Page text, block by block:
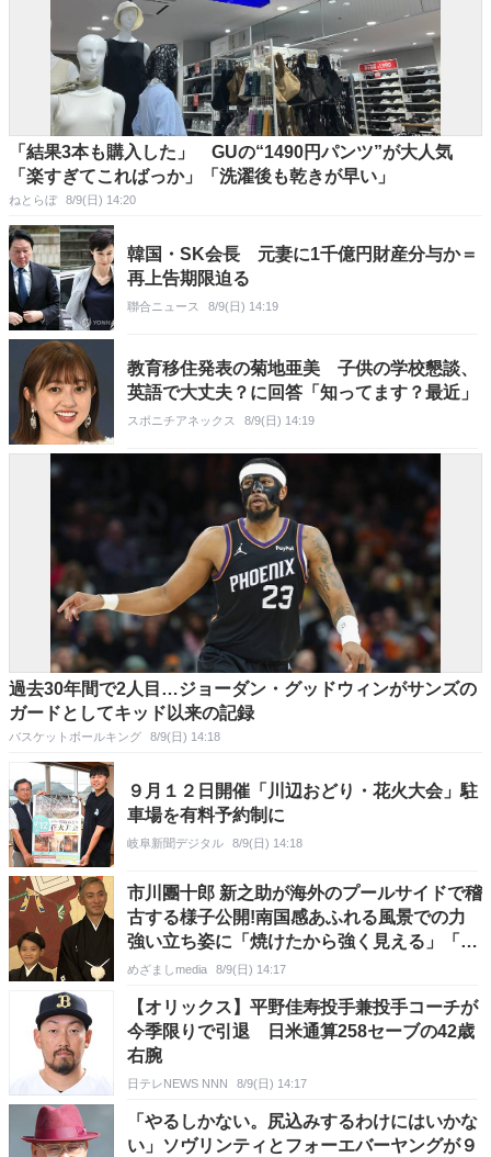
「結果3本も購入した」 GUの“1490円パンツ”が大人気
「楽すぎてこればっか」「洗濯後も乾きが早い」
ねとらぼ 8/9(日) 14:20
韓国・SK会長 元妻に1千億円財産分与か＝
再上告期限迫る
聯合ニュース 8/9(日) 14:19
教育移住発表の菊地亜美 子供の学校懇談、
英語で大丈夫？に回答「知ってます？最近」
スポニチアネックス 8/9(日) 14:19
過去30年間で2人目…ジョーダン・グッドウィンがサンズの
ガードとしてキッド以来の記録
バスケットボールキング 8/9(日) 14:18
９月１２日開催「川辺おどり・花火大会」駐
車場を有料予約制に
岐阜新聞デジタル 8/9(日) 14:18
市川團十郎 新之助が海外のプールサイドで稽
古する様子公開!南国感あふれる風景での力
強い立ち姿に「焼けたから強く見える」「素
晴らしいなぁ」
めざましmedia 8/9(日) 14:17
【オリックス】平野佳寿投手兼投手コーチが
今季限りで引退 日米通算258セーブの42歳
右腕
日テレNEWS NNN 8/9(日) 14:17
「やるしかない。尻込みするわけにはいかな
い」ソヴリンティとフォーエバーヤングが９